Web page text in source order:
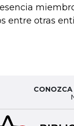
entre otras
CONOZCA